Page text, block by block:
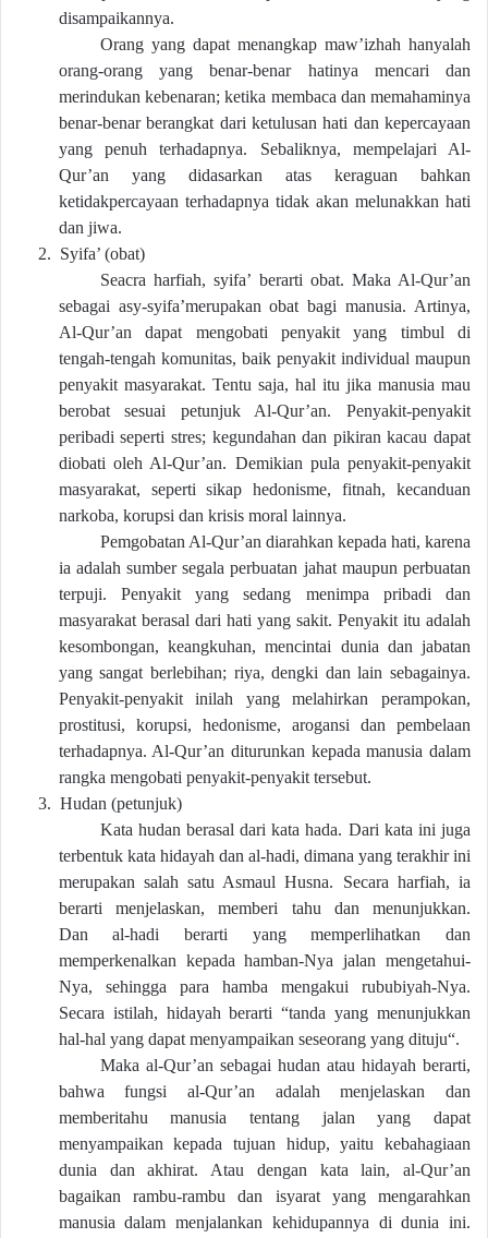
disampaikannya.
Orang yang dapat menangkap maw’izhah hanyalah
orang-orang yang benar-benar hatinya mencari dan
merindukan kebenaran; ketika membaca dan memahaminya
benar-benar berangkat dari ketulusan hati dan kepercayaan
yang penuh terhadapnya. Sebaliknya, mempelajari Al-
Qur’an yang didasarkan atas keraguan bahkan
ketidakpercayaan terhadapnya tidak akan melunakkan hati
dan jiwa.
2. Syifa’ (obat)
Seacra harfiah, syifa’ berarti obat. Maka Al-Qur’an
sebagai asy-syifa’merupakan obat bagi manusia. Artinya,
Al-Qur’an dapat mengobati penyakit yang timbul di
tengah-tengah komunitas, baik penyakit individual maupun
penyakit masyarakat. Tentu saja, hal itu jika manusia mau
berobat sesuai petunjuk Al-Qur’an. Penyakit-penyakit
peribadi seperti stres; kegundahan dan pikiran kacau dapat
diobati oleh Al-Qur’an. Demikian pula penyakit-penyakit
masyarakat, seperti sikap hedonisme, fitnah, kecanduan
narkoba, korupsi dan krisis moral lainnya.
Pemgobatan Al-Qur’an diarahkan kepada hati, karena
ia adalah sumber segala perbuatan jahat maupun perbuatan
terpuji. Penyakit yang sedang menimpa pribadi dan
masyarakat berasal dari hati yang sakit. Penyakit itu adalah
kesombongan, keangkuhan, mencintai dunia dan jabatan
yang sangat berlebihan; riya, dengki dan lain sebagainya.
Penyakit-penyakit inilah yang melahirkan perampokan,
prostitusi, korupsi, hedonisme, arogansi dan pembelaan
terhadapnya. Al-Qur’an diturunkan kepada manusia dalam
rangka mengobati penyakit-penyakit tersebut.
3. Hudan (petunjuk)
Kata hudan berasal dari kata hada. Dari kata ini juga
terbentuk kata hidayah dan al-hadi, dimana yang terakhir ini
merupakan salah satu Asmaul Husna. Secara harfiah, ia
berarti menjelaskan, memberi tahu dan menunjukkan.
Dan al-hadi berarti yang memperlihatkan dan
memperkenalkan kepada hamban-Nya jalan mengetahui-
Nya, sehingga para hamba mengakui rububiyah-Nya.
Secara istilah, hidayah berarti “tanda yang menunjukkan
hal-hal yang dapat menyampaikan seseorang yang dituju“.
Maka al-Qur’an sebagai hudan atau hidayah berarti,
bahwa fungsi al-Qur’an adalah menjelaskan dan
memberitahu manusia tentang jalan yang dapat
menyampaikan kepada tujuan hidup, yaitu kebahagiaan
dunia dan akhirat. Atau dengan kata lain, al-Qur’an
bagaikan rambu-rambu dan isyarat yang mengarahkan
manusia dalam menjalankan kehidupannya di dunia ini.